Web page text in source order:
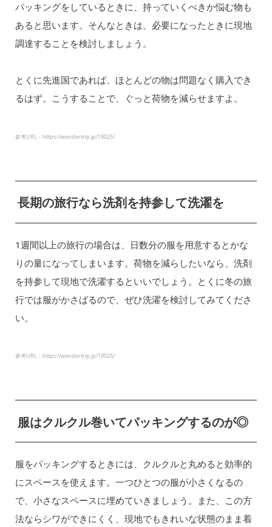
パッキングをしているときに、持っていくべきか悩む物も
あると思います。そんなときは、必要になったときに現地
調達することを検討しましょう。
とくに先進国であれば、ほとんどの物は問題なく購入でき
るはず。こうすることで、ぐっと荷物を減らせますよ。
参考URL：https://wondertrip.jp/19025/
長期の旅行なら洗剤を持参して洗濯を
1週間以上の旅行の場合は、日数分の服を用意するとかな
りの量になってしまいます。荷物を減らしたいなら、洗剤
を持参して現地で洗濯するといいでしょう。とくに冬の旅
行では服がかさばるので、ぜひ洗濯を検討してみてくださ
い。
参考URL：https://wondertrip.jp/19025/
服はクルクル巻いてパッキングするのが◎
服をパッキングするときには、クルクルと丸めると効率的
にスペースを使えます。一つひとつの服が小さくなるの
で、小さなスペースに埋めていきましょう。また、この方
法ならシワができにくく、現地でもきれいな状態のまま着